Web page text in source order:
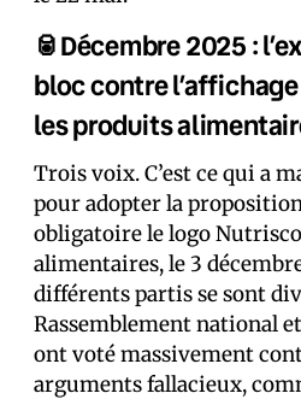
🥫Décembre 2025 :
bloc contre
les produits
Trois voix. C’est ce qui a
pour adopter la
obligatoire le logo
alimentaires, le 3
différents partis se sont
Rassemblement national
ont voté massivement
arguments fallacieux,